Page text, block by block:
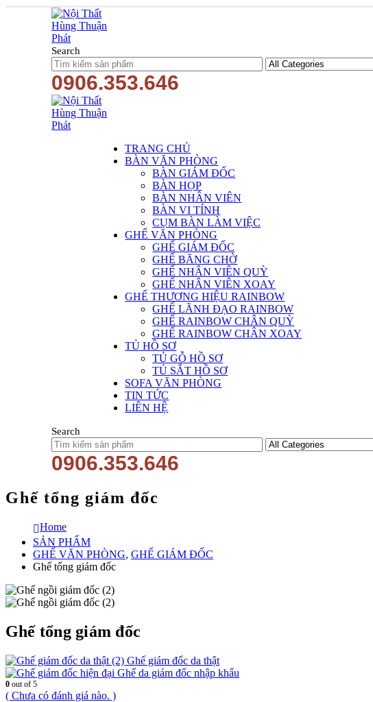
Search
0906.353.646
TRANG CHỦ
BÀN VĂN PHÒNG
BÀN GIÁM ĐỐC
BÀN HỌP
BÀN NHÂN VIÊN
BÀN VI TÍNH
CỤM BÀN LÀM VIỆC
GHẾ VĂN PHÒNG
GHẾ GIÁM ĐỐC
GHẾ BĂNG CHỜ
GHẾ NHÂN VIÊN QUỲ
GHẾ NHÂN VIÊN XOAY
GHẾ THƯƠNG HIỆU RAINBOW
GHẾ LÃNH ĐẠO RAINBOW
GHẾ RAINBOW CHÂN QUỲ
GHẾ RAINBOW CHÂN XOAY
TỦ HỒ SƠ
TỦ GỖ HỒ SƠ
TỦ SẮT HỒ SƠ
SOFA VĂN PHÒNG
TIN TỨC
LIÊN HỆ
Search
0906.353.646
Ghế tổng giám đốc
Home
SẢN PHẨM
GHẾ VĂN PHÒNG, GHẾ GIÁM ĐỐC
Ghế tổng giám đốc
Ghế tổng giám đốc
Ghế giám đốc da thật
Ghế da giám đốc nhập khẩu
0 out of 5
( Chưa có đánh giá nào. )